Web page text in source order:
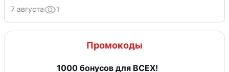
7 августа 1
Промокоды
1000 бонусов для ВСЕХ!